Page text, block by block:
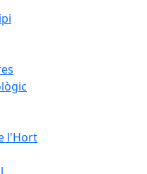
l'Hort